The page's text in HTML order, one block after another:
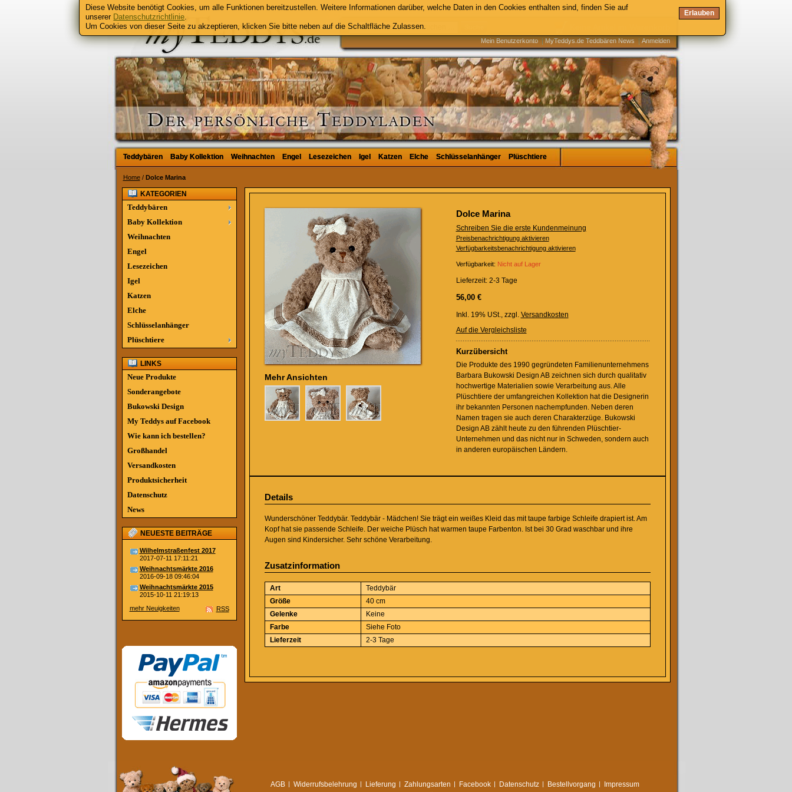
Teddybären Baby Kollektion Weihnachten Engel Lesezeichen Igel Katzen Elche Schlüsselanhänger Plüschtiere
Teddybären Baby Kollektion Weihnachten Engel Lesezeichen Igel Katzen Elche Schlüsselanhänger Plüschtiere
Mein Benutzerkonto MyTeddys.de Teddbären News Anmelden
Home / Dolce Marina
Dolce Marina
Schreiben Sie die erste Kundenmeinung
Preisbenachrichtigung aktivieren
Verfügbarkeitsbenachrichtigung aktivieren
Verfügbarkeit: Nicht auf Lager
Lieferzeit: 2-3 Tage
56,00 €
Inkl. 19% USt., zzgl. Versandkosten
Auf die Vergleichsliste
Kurzübersicht
Die Produkte des 1990 gegründeten Familienunternehmens
Barbara Bukowski Design AB zeichnen sich durch qualitativ
hochwertige Materialien sowie Verarbeitung aus. Alle
Plüschtiere der umfangreichen Kollektion hat die Designerin
ihr bekannten Personen nachempfunden. Neben deren
Namen tragen sie auch deren Charakterzüge. Bukowski
Design AB zählt heute zu den führenden Plüschtier-
Unternehmen und das nicht nur in Schweden, sondern auch
in anderen europäischen Ländern.
Mehr Ansichten
Details
Wunderschöner Teddybär. Teddybär - Mädchen! Sie trägt ein weißes Kleid das mit taupe farbige Schleife drapiert ist. Am
Kopf hat sie passende Schleife. Der weiche Plüsch hat warmen taupe Farbenton. Ist bei 30 Grad waschbar und ihre
Augen sind Kindersicher. Sehr schöne Verarbeitung.
Zusatzinformation
Art
Teddybär
Größe
40 cm
Gelenke
Keine
Farbe
Siehe Foto
Lieferzeit
2-3 Tage
KATEGORIEN
Teddybären
Baby Kollektion
Weihnachten
Engel
Lesezeichen
Igel
Katzen
Elche
Schlüsselanhänger
Plüschtiere
LINKS
Neue Produkte
Sonderangebote
Bukowski Design
My Teddys auf Facebook
Wie kann ich bestellen?
Großhandel
Versandkosten
Produktsicherheit
Datenschutz
News
NEUESTE BEITRÄGE
Wilhelmstraßenfest 2017
2017-07-11 17:11:21
Weihnachtsmärkte 2016
2016-09-18 09:46:04
Weihnachtsmärkte 2015
2015-10-11 21:19:13
mehr Neuigkeiten
RSS
AGB Widerrufsbelehrung Lieferung Zahlungsarten Facebook Datenschutz Bestellvorgang
Impressum
Diese Website benötigt Cookies, um alle Funktionen bereitzustellen. Weitere Informationen darüber, welche Daten in den Cookies enthalten sind, finden Sie auf
unserer Datenschutzrichtlinie.
Um Cookies von dieser Seite zu akzeptieren, klicken Sie bitte neben auf die Schaltfläche Zulassen.
Erlauben